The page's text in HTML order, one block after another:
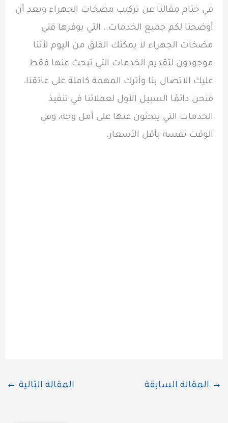
في ختام مقالنا عن تركيب مضخات الجهراء وبعد أن
أوضحنا لكم جميع الخدمات.. التي يوفرها فني
مضخات الجهراء لا يمكنك القلق من اليوم لأننا
موجودون لتقديم الخدمات التي تبحث عنها فقط
عليك الاتصال بنا وأترك المهمة كاملة على عاتقنا،
فنحن دائمًا السبيل الأول لعملائنا في تنفيذ
الخدمات التي يبحثون عنها على أمل وجه، وفي
الوقت نفسه بأقل الأسعار.
→ المقالة السابقة المقالة التالية ←